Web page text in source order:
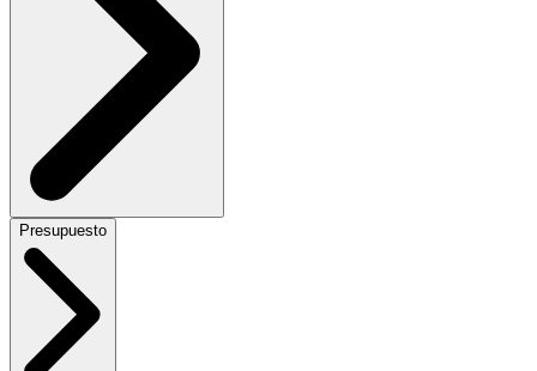
Presupuesto